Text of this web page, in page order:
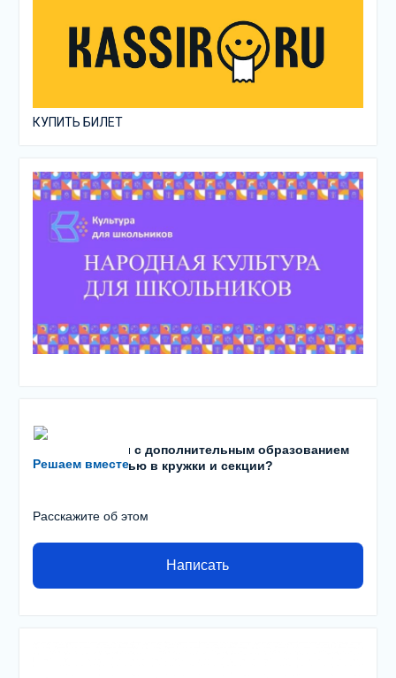
КУПИТЬ БИЛЕТ
Решаем вместе
Есть проблемы с дополнительным образованием
детей? С записью в кружки и секции?
Расскажите об этом
Написать